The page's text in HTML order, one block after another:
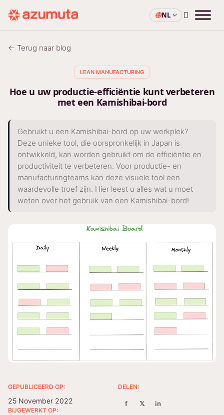
NL
← Terug naar blog
LEAN MANUFACTURING
Hoe u uw productie-efficiëntie kunt verbeteren
met een Kamishibai-bord
Gebruikt u een Kamishibai-bord op uw werkplek?
Deze unieke tool, die oorspronkelijk in Japan is
ontwikkeld, kan worden gebruikt om de efficiëntie en
productiviteit te verbeteren. Voor productie- en
manufacturingteams kan deze visuele tool een
waardevolle troef zijn. Hier leest u alles wat u moet
weten over het gebruik van een Kamishibai-bord!
GEPUBLICEERD OP:
25 November 2022
BIJGEWERKT OP:
DELEN:
f 𝕏 in